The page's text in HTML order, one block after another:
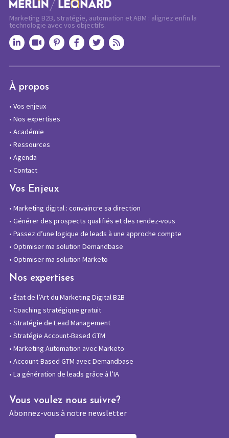
Marketing B2B, stratégie, automation et ABM : alignez enfin la
technologie avec vos objectifs.
À propos
• Vos enjeux
• Nos expertises
• Académie
• Ressources
• Agenda
• Contact
Vos Enjeux
• Marketing digital : convaincre sa direction
• Générer des prospects qualifiés et des rendez-vous
• Passez d’une logique de leads à une approche compte
• Optimiser ma solution Demandbase
• Optimiser ma solution Marketo
Nos expertises
• État de l’Art du Marketing Digital B2B
• Coaching stratégique gratuit
• Stratégie de Lead Management
• Stratégie Account-Based GTM
• Marketing Automation avec Marketo
• Account-Based GTM avec Demandbase
• La génération de leads grâce à l’IA
Vous voulez nous suivre?
Abonnez-vous à notre newsletter